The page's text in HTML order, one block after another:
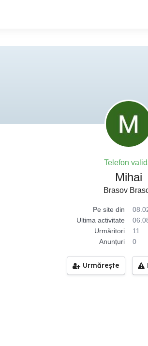
Telefon
Mihai
Brasov
Pe site din
Ultima activitate
Urmăritori
11
Anunțuri
0
Urmărește